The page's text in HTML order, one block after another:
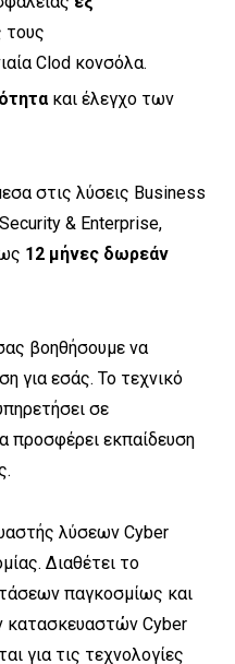
τους
Clod κονσόλα.
και έλεγχο των
στις λύσεις Business
& Enterprise,
12 μήνες δωρεάν
βοηθήσουμε να
για εσάς. Το τεχνικό
σε
προσφέρει εκπαίδευση
λύσεων Cyber
Διαθέτει το
παγκοσμίως και
κατασκευαστών Cyber
για τις τεχνολογίες